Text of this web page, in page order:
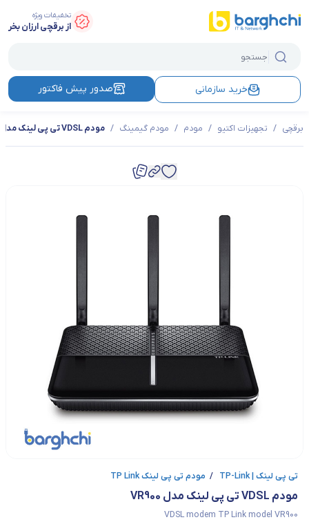
تخفیفات ویژه
از برقچی ارزان بخر
خرید سازمانی صدور پیش فاکتور
برقچی / تجهیزات اکتیو / مودم / مودم گیمینگ / مودم VDSL تی پی لینک مدل VR900
تی‌ پی لینک | TP-Link / مودم تی پی لینک TP Link
مودم VDSL تی پی لینک مدل VR900
VDSL modem TP Link model VR900